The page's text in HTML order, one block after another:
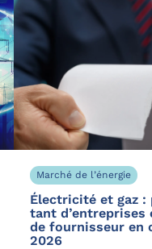
Marché de l’énergie
Électricité et gaz :
tant d’entreprises
de fournisseur en
2026